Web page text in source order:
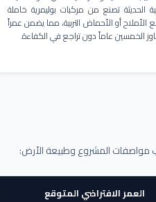
الحديثة تصنع من مركبات بوليمرية خاملة
الأملاح أو الأحماض التربية، مما يضمن عمراً
الخمسين عاماً دون تراجع في الكفاءة.
مواصفات المشروع وطبيعة الأرض:
العمر الافتراضي المتوقع